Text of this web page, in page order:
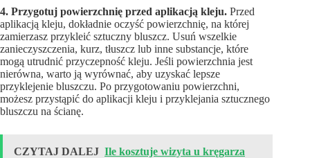
4. Przygotuj powierzchnię przed aplikacją kleju. Przed
aplikacją kleju, dokładnie oczyść powierzchnię, na której
zamierzasz przykleić sztuczny bluszcz. Usuń wszelkie
zanieczyszczenia, kurz, tłuszcz lub inne substancje, które
mogą utrudnić przyczepność kleju. Jeśli powierzchnia jest
nierówna, warto ją wyrównać, aby uzyskać lepsze
przyklejenie bluszczu. Po przygotowaniu powierzchni,
możesz przystąpić do aplikacji kleju i przyklejania sztucznego
bluszczu na ścianę.
CZYTAJ DALEJ Ile kosztuje wizyta u kręgarza